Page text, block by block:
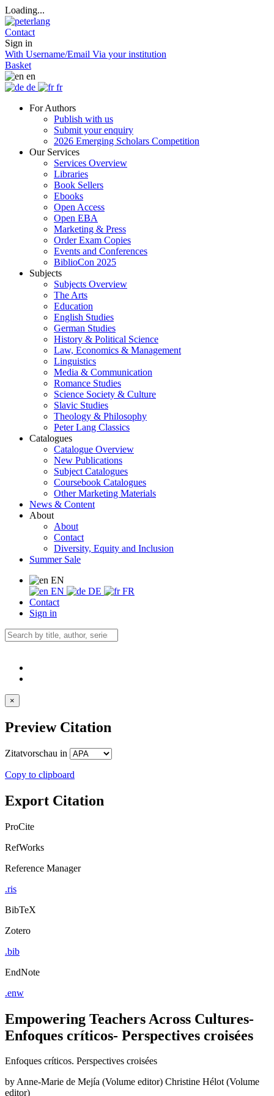
Loading...
Contact
Sign in
With Username/Email Via your institution
Basket
en
de
fr
For Authors
Publish with us
Submit your enquiry
2026 Emerging Scholars Competition
Our Services
Services Overview
Libraries
Book Sellers
Ebooks
Open Access
Open EBA
Marketing & Press
Order Exam Copies
Events and Conferences
BiblioCon 2025
Subjects
Subjects Overview
The Arts
Education
English Studies
German Studies
History & Political Science
Law, Economics & Management
Linguistics
Media & Communication
Romance Studies
Science Society & Culture
Slavic Studies
Theology & Philosophy
Peter Lang Classics
Catalogues
Catalogue Overview
New Publications
Subject Catalogues
Coursebook Catalogues
Other Marketing Materials
News & Content
About
About
Contact
Diversity, Equity and Inclusion
Summer Sale
EN
EN
DE
FR
Contact
Sign in
×
Preview Citation
Zitatvorschau in
Copy to clipboard
Export Citation
ProCite
RefWorks
Reference Manager
.ris
BibTeX
Zotero
.bib
EndNote
.enw
Empowering Teachers Across Cultures-
Enfoques críticos- Perspectives croisées
Enfoques críticos. Perspectives croisées
byAnne-Marie de Mejía (Volume editor) Christine Hélot (Volume
editor)